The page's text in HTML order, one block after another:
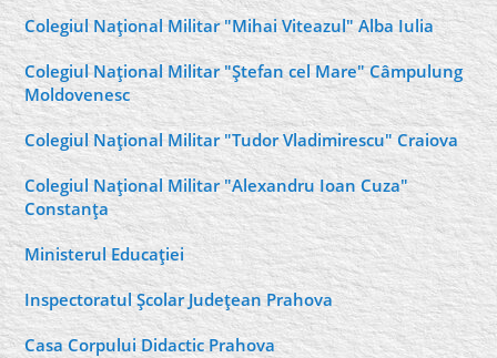
Colegiul Naţional Militar "Mihai Viteazul" Alba Iulia
Colegiul Naţional Militar "Ştefan cel Mare" Câmpulung
Moldovenesc
Colegiul Naţional Militar "Tudor Vladimirescu" Craiova
Colegiul Naţional Militar "Alexandru Ioan Cuza"
Constanţa
Ministerul Educaţiei
Inspectoratul Şcolar Judeţean Prahova
Casa Corpului Didactic Prahova